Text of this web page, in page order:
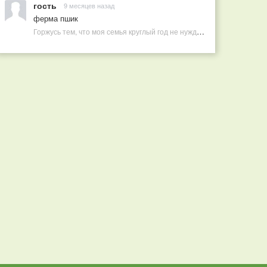
гость 9 месяцев назад
ферма пшик
Горжусь тем, что моя семья круглый год не нуждается в покупных витаминах